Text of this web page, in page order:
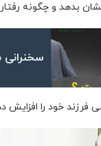
بدهد و چگونه
سخنرانی بداهه
فرزند خود را